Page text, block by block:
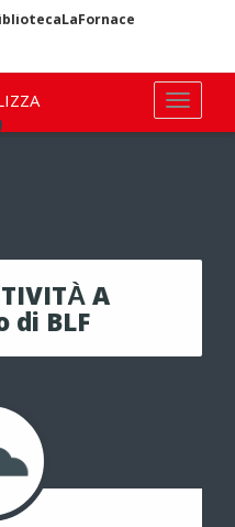
A
di BLF